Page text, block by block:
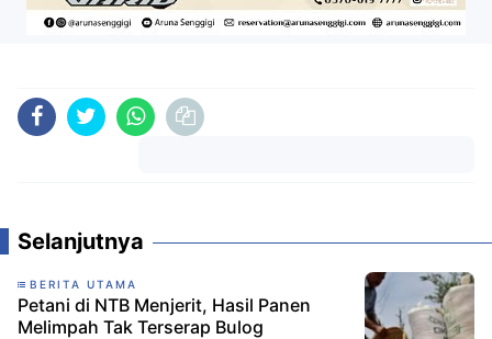
Selanjutnya
BERITA UTAMA
Petani di NTB Menjerit, Hasil Panen
Melimpah Tak Terserap Bulog